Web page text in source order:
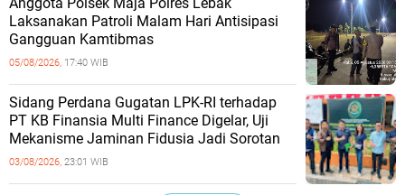
Laksanakan Patroli Malam Hari Antisipasi
Gangguan Kamtibmas
05/08/2026, 17:40 WIB
Sidang Perdana Gugatan LPK-RI terhadap
PT KB Finansia Multi Finance Digelar, Uji
Mekanisme Jaminan Fidusia Jadi Sorotan
03/08/2026, 23:01 WIB